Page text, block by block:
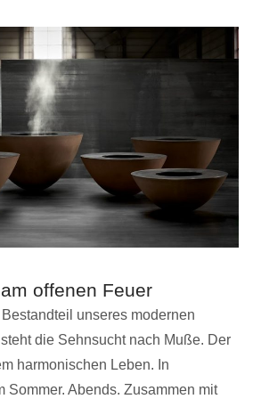
offenen Feuer
unseres modernen
die Sehnsucht nach Muße. Der
harmonischen Leben. In
Sommer. Abends. Zusammen mit